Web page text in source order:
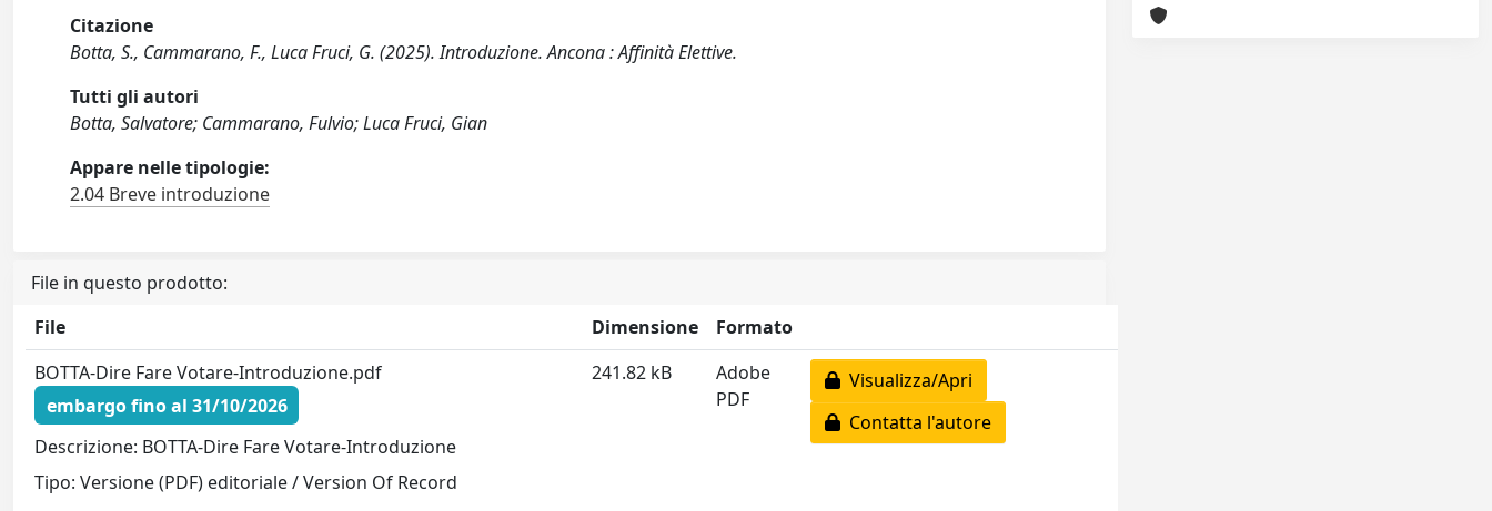
Citazione
Botta, S., Cammarano, F., Luca Fruci, G. (2025). Introduzione. Ancona : Affinità Elettive.
Tutti gli autori
Botta, Salvatore; Cammarano, Fulvio; Luca Fruci, Gian
Appare nelle tipologie:
2.04 Breve introduzione
File in questo prodotto:
File
Dimensione
Formato
BOTTA-Dire Fare Votare-Introduzione.pdf
embargo fino al 31/10/2026
Descrizione: BOTTA-Dire Fare Votare-Introduzione
Tipo: Versione (PDF) editoriale / Version Of Record
241.82 kB
Adobe
PDF
Visualizza/Apri
Contatta l'autore